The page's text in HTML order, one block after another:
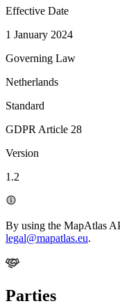
Effective Date
1 January 2024
Governing Law
Netherlands
Standard
GDPR Article 28
Version
1.2
By using the MapAtlas
legal@mapatlas.eu.
Parties